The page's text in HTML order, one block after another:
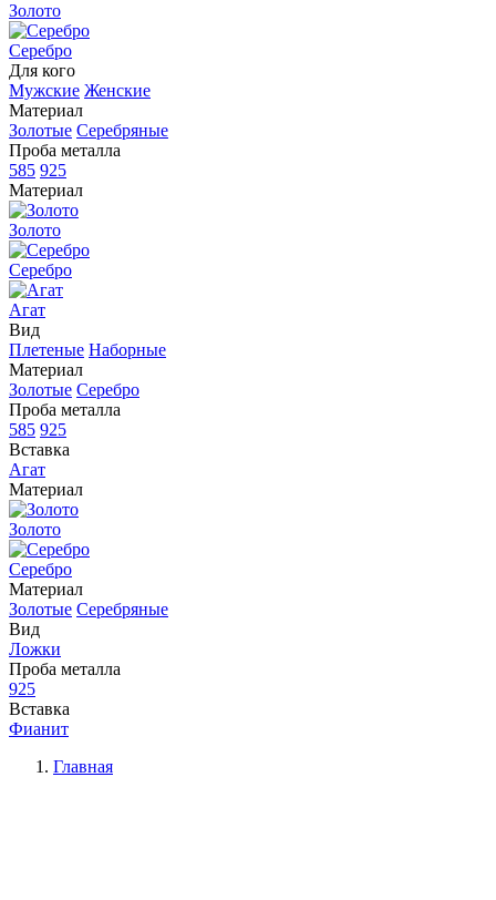
Золото
Серебро
Для кого
Мужские Женские
Материал
Золотые Серебряные
Проба металла
585 925
Материал
Золото
Серебро
Агат
Вид
Плетеные Наборные
Материал
Золотые Серебро
Проба металла
585 925
Вставка
Агат
Материал
Золото
Серебро
Материал
Золотые Серебряные
Вид
Ложки
Проба металла
925
Вставка
Фианит
Главная